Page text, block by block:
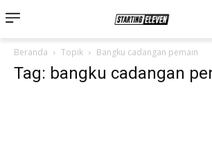
Beranda Topik Bangku cadangan pemain
Tag: bangku cadangan